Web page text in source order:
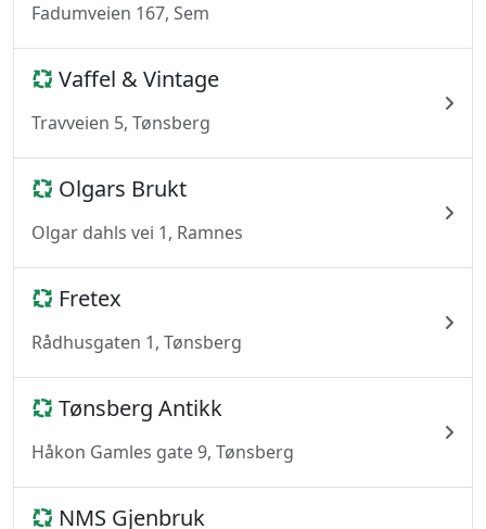
Fadumveien 167, Sem
Vaffel & Vintage
Travveien 5, Tønsberg
Olgars Brukt
Olgar dahls vei 1, Ramnes
Fretex
Rådhusgaten 1, Tønsberg
Tønsberg Antikk
Håkon Gamles gate 9, Tønsberg
NMS Gjenbruk